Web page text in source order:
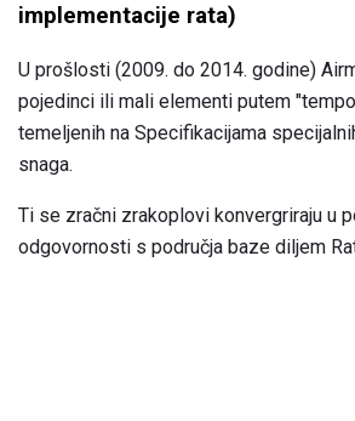
implementacije rata)
U prošlosti (2009. do 2014. godine)
pojedinci ili mali elementi putem
temeljenih na Specifikacijama
snaga.
Ti se zračni zrakoplovi konvergriraju u
odgovornosti s područja baze diljem